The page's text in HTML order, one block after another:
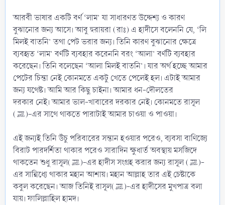
আরবী ভাষার একটি বর্ণ ‘লাম’ যা সাধারণত উদ্দেশ্য ও কারণ
বুঝানোর জন্য আসে। আবু হুরায়রা (রাঃ) এ হাদীসে বলেননি যে, ‘লি
মিলই বাতনি’ তথা পেট ভরার জন্য। তিনি কারণ বুঝানোর ক্ষেত্রে
ব্যবহৃত ‘লাম’ বর্ণটি ব্যবহার করেননি বরং ‘আলা’ বর্ণটি ব্যবহার
করেছেন। তিনি বলেছেন ‘আলা মিলই বাতনি’। যার অর্থ হচ্ছে আমার
পেটের চিন্তা নেই কোনমতে একটু খেতে পেলেই হল। এটাই আমার
জন্য যথেষ্ট। আমি আর কিছু চাইনা। আমার ধন-দৌলতের
দরকার নেই। আমার ভাল-খাবারের দরকার নেই। কোনমতে রাসূল
(ﷺ)-এর সাথে থাকতে পারাটাই আমার চাওয়া ও পাওয়া।
এই জন্যই তিনি উঁচু পরিবারের সন্তান হওয়ার পরেও, ব্যবসা বাণিজ্যে
বিরাট পারদর্শিতা থাকার পরেও সারাদিন ক্ষুধার্ত অবস্থায় মসজিদে
থাকতেন শুধু রাসূল(ﷺ)-এর হাদীস সংগ্রহ করার জন্য রাসূল (ﷺ)-
এর সান্নিধ্যে থাকার মহান আশায়। মহান আল্লাহ তার এই চেষ্টাকে
কবুল করেছেন। আজ তিনিই রাসূল(ﷺ)-এর হাদীসের মুখপাত্র বলা
যায়। ফালিল্লাহিল হামদ।